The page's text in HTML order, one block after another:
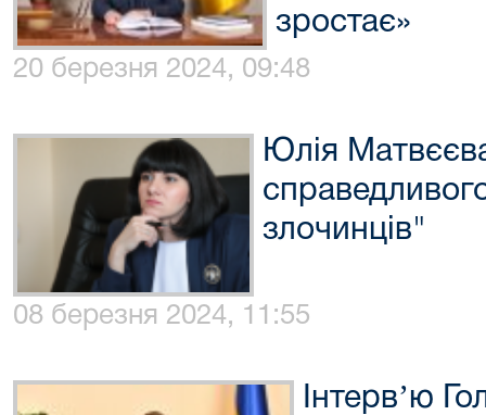
зростає»
20 березня 2024, 09:48
Юлія
злочинців"
08 березня 2024, 11:55
Інтервʼю